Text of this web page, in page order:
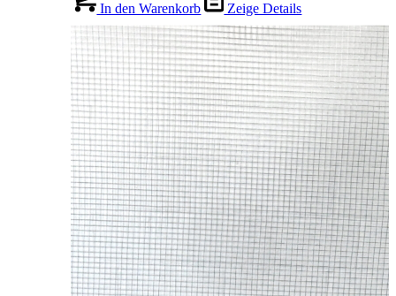
In den Warenkorb Zeige Details